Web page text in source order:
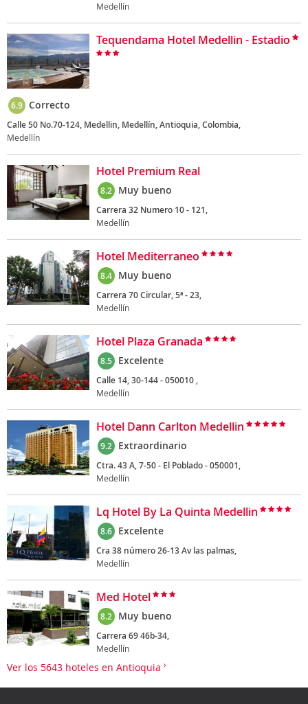
Medellín
Tequendama Hotel Medellin - Estadio
6.9 Correcto
Calle 50 No.70-124, Medellin, Medellín, Antioquia, Colombia,
Medellín
Hotel Premium Real
8.2 Muy bueno
Carrera 32 Numero 10 - 121,
Medellín
Hotel Mediterraneo
8.4 Muy bueno
Carrera 70 Circular, 5ª - 23,
Medellín
Hotel Plaza Granada
8.5 Excelente
Calle 14, 30-144 - 050010 ,
Medellín
Hotel Dann Carlton Medellin
9.2 Extraordinario
Ctra. 43 A, 7-50 - El Poblado - 050001,
Medellín
Lq Hotel By La Quinta Medellin
8.6 Excelente
Cra 38 número 26-13 Av las palmas,
Medellín
Med Hotel
8.2 Muy bueno
Carrera 69 46b-34,
Medellín
Ver los 5643 hoteles en Antioquia